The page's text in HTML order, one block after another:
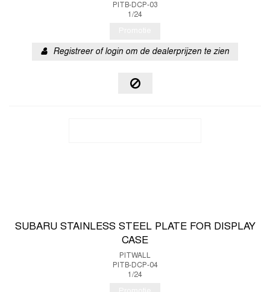
PITB-DCP-03
1/24
Registreer of login om de dealerprijzen te zien
SUBARU STAINLESS STEEL PLATE FOR DISPLAY
CASE
PITWALL
PITB-DCP-04
1/24